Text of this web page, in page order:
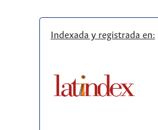
Indexada y registrada en: